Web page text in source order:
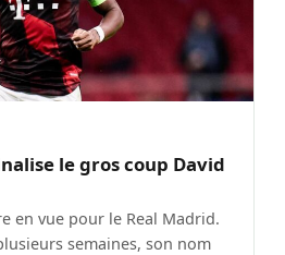
le gros coup David
en vue pour le Real Madrid.
semaines, son nom